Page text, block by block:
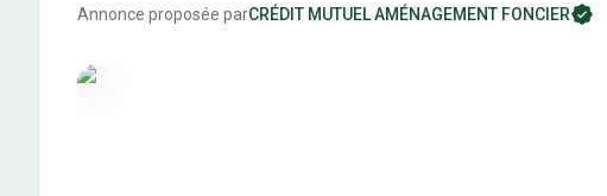
Annonce proposée parCRÉDIT MUTUEL AMÉNAGEMENT FONCIER